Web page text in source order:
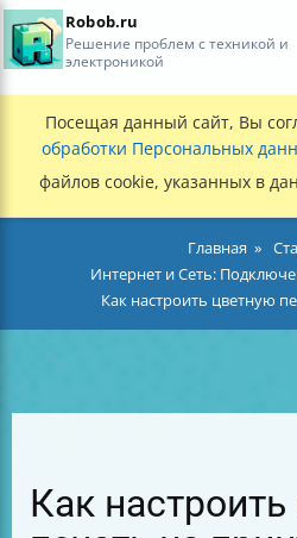
Robob.ru
Решение проблем с техникой и
электроникой
Посещая данный сайт, Вы
обработки Персональных
файлов cookie, указанных в
Главная
Интернет и Сеть:
Как настроить цветную
Как